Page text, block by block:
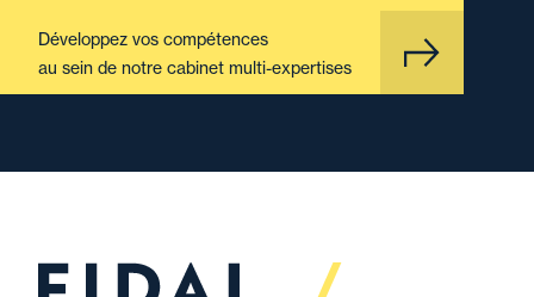
Développez vos compétences
au sein de notre cabinet multi-expertises